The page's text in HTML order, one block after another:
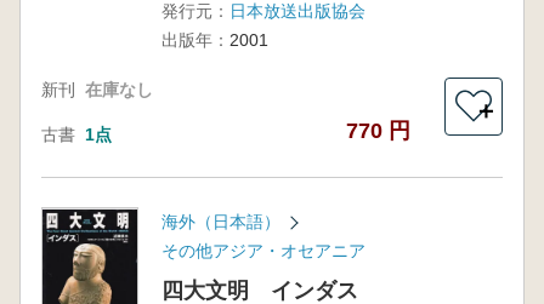
発行元： 日本放送出版協会
出版年： 2001
新刊 在庫なし
古書 1点 770 円
＋
海外（日本語）
その他アジア・オセアニア
四大文明 インダス